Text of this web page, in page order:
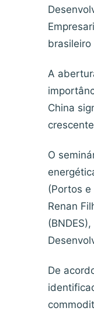
A
China
O
(Portos e
Renan
De